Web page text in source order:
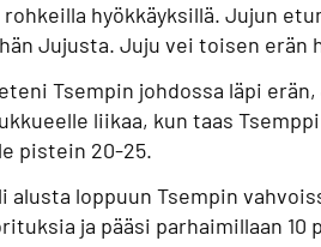
hyökkäyksillä. Jujun
Jujusta. Juju vei toisen erän
Tsempin johdossa läpi
liikaa, kun taas
pistein 20-25.
alusta loppuun Tsempin
ja pääsi parhaimillaan